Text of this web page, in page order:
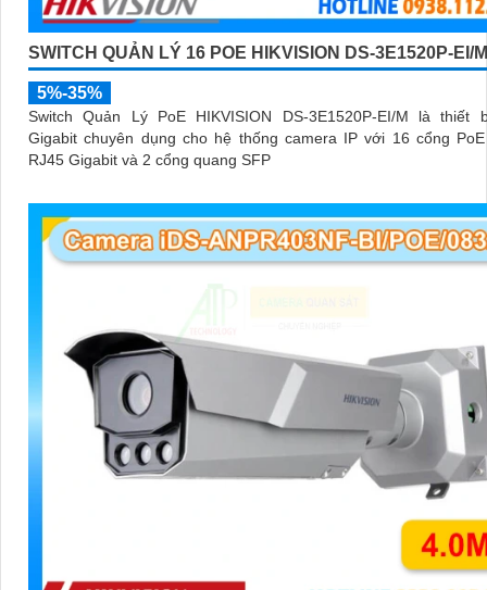
SWITCH QUẢN LÝ 16 POE HIKVISION DS-3E1520P-EI/M
5%-35%
Switch Quản Lý PoE HIKVISION DS-3E1520P-EI/M là thiết
Gigabit chuyên dụng cho hệ thống camera IP với 16 cổng
RJ45 Gigabit và 2 cổng quang SFP